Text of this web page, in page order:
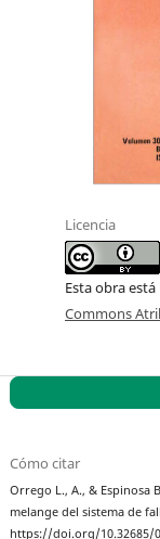
Licencia
Esta obra
Commons
Cómo citar
Orrego L., A., & Espinosa
melange del sistema de
https://doi.org/10.32685/